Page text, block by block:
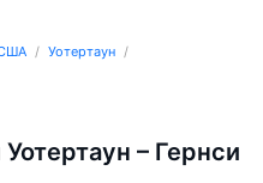
Уотертаун
– Гернси